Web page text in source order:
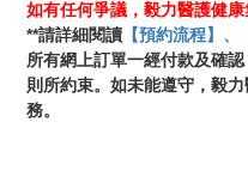
如有任何爭議，毅力醫護健康
**請詳細閱讀 【預約流程】、
所有網上訂單一經付款及確
則所約束。如未能遵守，毅
務。